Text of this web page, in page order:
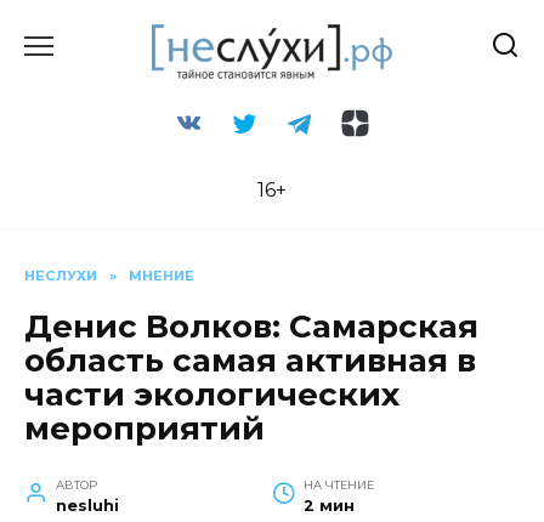
16+
НЕСЛУХИ » МНЕНИЕ
Денис Волков: Самарская
область самая активная в
части экологических
мероприятий
АВТОР
nesluhi
НА ЧТЕНИЕ
2 мин